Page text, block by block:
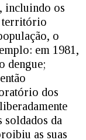
incluindo os
território
o
em 1981,
dengue;
dos
soldados da
as suas